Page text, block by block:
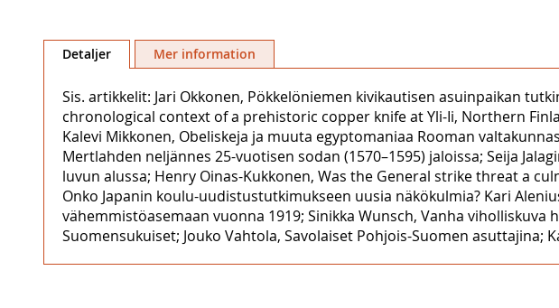
till
bildgalleriet
Detaljer
Sis. artikkelit: Jari Okkonen, Pökkelöniemen kivikautisen asuinpaikan
chronological context of a prehistoric copper knife at Yli-Ii, Northern
Kalevi Mikkonen, Obeliskeja ja muuta egyptomaniaa Rooman
Mertlahden neljännes 25-vuotisen sodan (1570–1595) jaloissa; Seija
luvun alussa; Henry Oinas-Kukkonen, Was the General strike threat a
Onko Japanin koulu-uudistustutkimukseen uusia näkökulmia? Kari
vähemmistöasemaan vuonna 1919; Sinikka Wunsch, Vanha
Suomensukuiset; Jouko Vahtola, Savolaiset Pohjois-Suomen
Mer information